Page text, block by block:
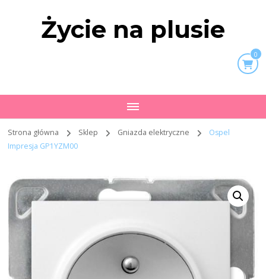
Życie na plusie
0
Strona główna Sklep Gniazda elektryczne
Ospel
Impresja GP1YZM00